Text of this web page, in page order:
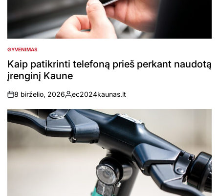
POSTED
IN
GYVENIMAS
Kaip patikrinti telefoną prieš perkant naudotą
įrenginį Kaune
on
8 birželio, 2026
Posted
by
ec2024kaunas.lt